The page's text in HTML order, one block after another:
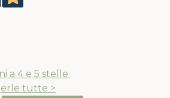
a 4 e 5 stelle.
tutte >